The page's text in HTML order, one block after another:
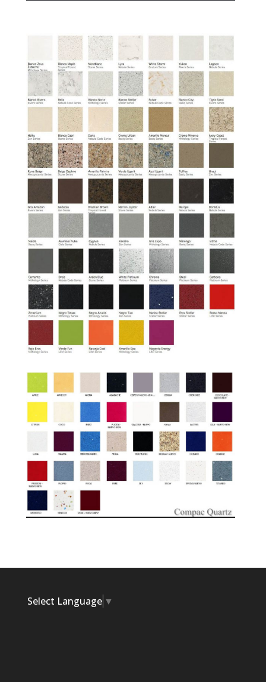
Select Language ▼